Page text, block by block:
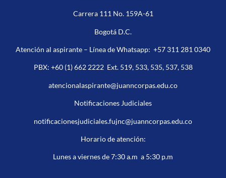
Carrera 111 No. 159A-61
Bogotá D.C.
Atención al aspirante – Línea de Whatsapp: +57 311 281 0340
PBX: +60 (1) 662 2222Ext. 519, 533, 535, 537, 538
atencionalaspirante@juanncorpas.edu.co
Notificaciones Judiciales
notificacionesjudiciales.fujnc@juanncorpas.edu.co
Horario de atención:
Lunes a viernes de 7:30 a.m a 5:30 p.m